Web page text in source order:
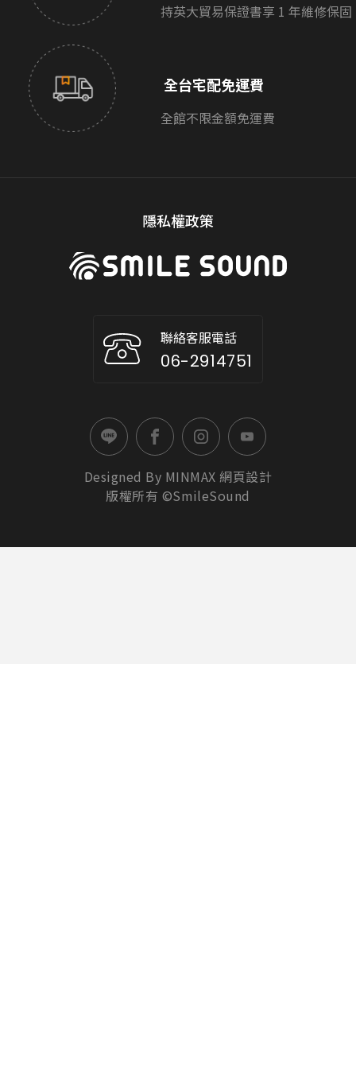
持英大貿易保證書享 1 年維修保固
全台宅配免運費
全館不限金額免運費
隱私權政策
聯絡客服電話
06-2914751
Designed By MINMAX 網頁設計
版權所有 ©SmileSound